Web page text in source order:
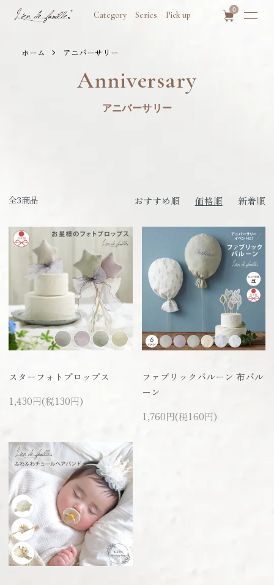
Category Series Pick up
0
ホーム アニバーサリー
Anniversary
アニバーサリー
全3商品 おすすめ順 価格順 新着順
スターフォトプロップス
1,430円(税130円)
ファブリックバルーン 布バル
ーン
1,760円(税160円)